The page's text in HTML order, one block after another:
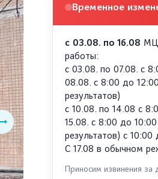
Временное
с 03.08. по 16.08 МЦ
работы:
с 03.08. по 07.08. с
08.08. с 8:00 до
результатов)
с 10.08. по 14.08 с
15.08. с 8:00 до
результатов) с
С 17.08 в обычном
Приносим извинения за